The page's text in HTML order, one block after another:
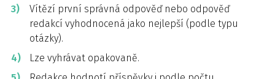
Vítězí první správná odpověď nebo odpověď
redakcí vyhodnocená jako nejlepší (podle typu
otázky).
Lze vyhrávat opakovaně.